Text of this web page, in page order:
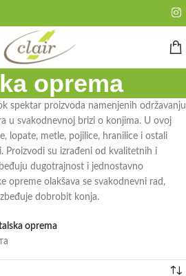
oprema
spektar proizvoda namenjenih održavanju
u svakodnevnoj brizi o konjima. U ovoj
lopate, metle, pojilice, hranilice i ostali
Proizvodi su izrađeni od kvalitetnih i
dugotrajnost i jednostavno
opreme olakšava se svakodnevni rad,
dobrobit konja.
oprema